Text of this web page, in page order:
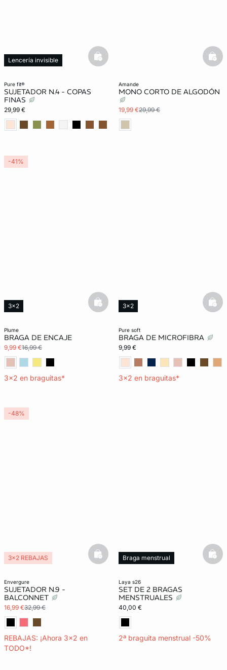
pure fit®
SUJETADOR N.4 - COPAS
FINAS
29,99 €
Lencería invisible basketfull
amande
MONO CORTO DE ALGODÓN
19,99 €29,99 €
plume
BRAGA DE ENCAJE
9,99 €16,99 €
3x2 en braguitas*
3x2 basketfull
-41%
pure soft
BRAGA DE MICROFIBRA
9,99 €
3x2 en braguitas*
3x2
New in
envergure
SUJETADOR N.9 -
BALCONNET
16,99 €32,99 €
REBAJAS: ¡Ahora 3x2 en
TODO*!
3x2 REBAJAS basketfull
-48%
laya s26
SET DE 2 BRAGAS
MENSTRUALES
40,00 €
2ª braguita menstrual -50%
Braga menstrual